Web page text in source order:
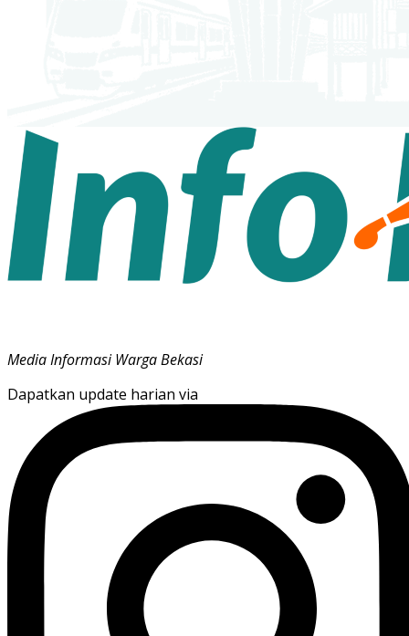
Media Informasi Warga Bekasi
Dapatkan update harian via